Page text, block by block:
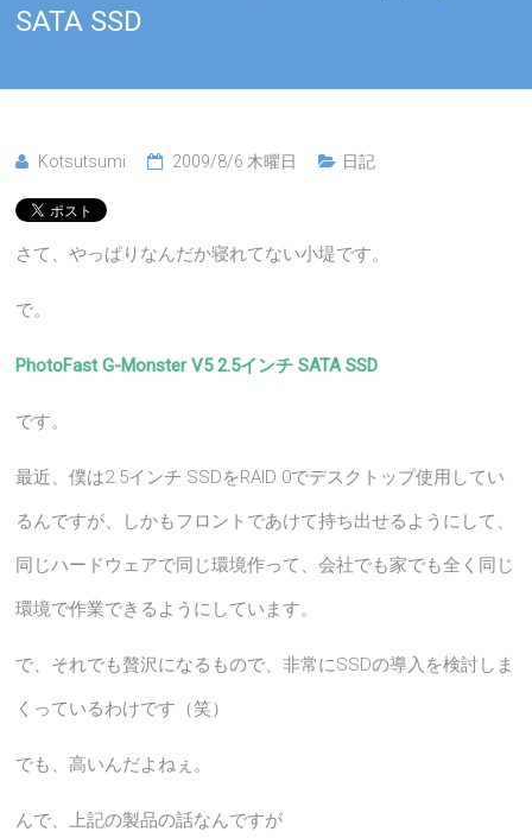
SATA SSD
Kotsutsumi 2009/8/6 木曜日 日記
さて、やっぱりなんだか寝れてない小堤です。
で。
PhotoFast G-Monster V5 2.5インチ SATA SSD
です。
最近、僕は2.5インチ SSDをRAID 0でデスクトップ使用してい
るんですが、しかもフロントであけて持ち出せるようにして、
同じハードウェアで同じ環境作って、会社でも家でも全く同じ
環境で作業できるようにしています。
で、それでも贅沢になるもので、非常にSSDの導入を検討しま
くっているわけです（笑）
でも、高いんだよねぇ。
んで、上記の製品の話なんですが